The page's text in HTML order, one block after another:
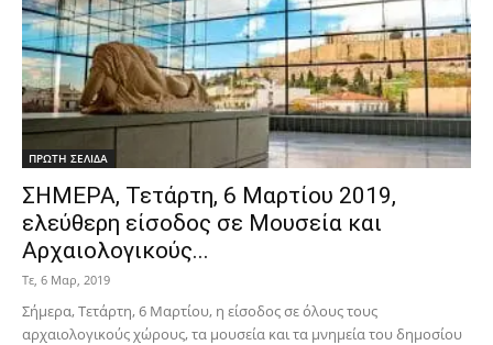
ΠΡΩΤΗ ΣΕΛΙΔΑ
ΣΗΜΕΡΑ, Τετάρτη, 6 Μαρτίου 2019,
ελεύθερη είσοδος σε Μουσεία και
Αρχαιολογικούς...
Τε, 6 Μαρ, 2019
Σήμερα, Τετάρτη, 6 Μαρτίου, η είσοδος σε όλους τους
αρχαιολογικούς χώρους, τα μουσεία και τα μνημεία του δημοσίου